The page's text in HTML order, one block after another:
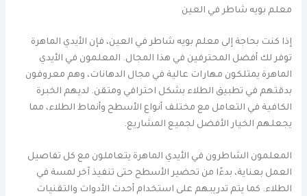
معلم بويه شاطر في العين
إذا كنت بحاجة إلى معلم بويه شاطر في العين، فإن الأيدي الماهرة
توفر لك أفضل المحترفين في هذا المجال. المعلمون في الأيدي
الماهرة يمتلكون مهارات عالية في مجال الدهانات، وهم معروفون
بدقتهم في تطبيق الطلاء بشكل احترافي ومتقن. لديهم الخبرة
الكافية في التعامل مع مختلف أنواع الأسطح وأنماط الطلاء، مما
يجعلهم الخيار الأفضل لجميع المشاريع.
المعلمون الشاطرون في الأيدي الماهرة يتعاملون مع كل تفاصيل
العمل بعناية، بدءًا من تحضير الأسطح حتى تنفيذ آخر لمسة في
الطلاء. كما يتم تدريبهم على استخدام أحدث الأدوات والتقنيات